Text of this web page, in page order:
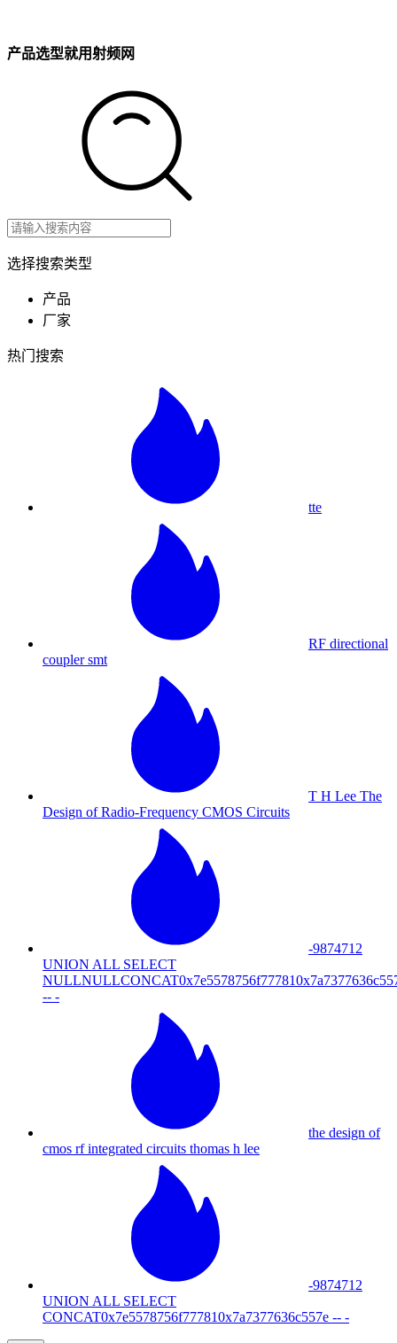
产品选型就用射频网
选择搜索类型
产品
厂家
热门搜索
tte
RF directional
coupler smt
T H Lee The
Design of Radio-Frequency CMOS Circuits
-9874712
UNION ALL SELECT
-- -
the design of
cmos rf integrated circuits thomas h lee
-9874712
UNION ALL SELECT
CONCAT0x7e5578756f777810x7a7377636c557e -- -